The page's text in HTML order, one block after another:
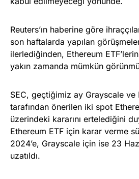
Reuters’ın haberine göre
son haftalarda yapılan
ilerlediğinden, Ethereum
yakın zamanda mümkün
SEC, geçtiğimiz ay Grayscale ve
tarafından önerilen iki spot
üzerindeki kararını ertelediğini
Ethereum ETF için karar verme
2024’e, Grayscale için ise 23
uzatıldı.